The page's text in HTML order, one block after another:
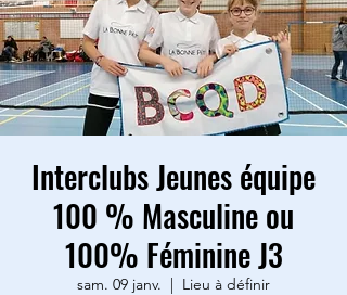
Interclubs Jeunes équipe
100 % Masculine ou
100% Féminine J3
sam. 09 janv.
  |
Lieu à définir